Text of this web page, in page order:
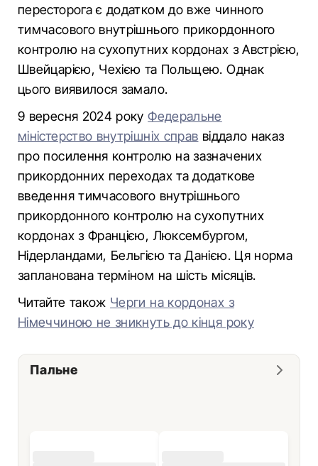
пересторога є додатком до вже чинного
тимчасового внутрішнього прикордонного
контролю на сухопутних кордонах з Австрією,
Швейцарією, Чехією та Польщею. Однак
цього виявилося замало.
9 вересня 2024 рокуФедеральне
міністерство внутрішніх справ віддало наказ
про посилення контролю на зазначених
прикордонних переходах та додаткове
введення тимчасового внутрішнього
прикордонного контролю на сухопутних
кордонах з Францією, Люксембургом,
Нідерландами, Бельгією та Данією. Ця норма
запланована терміном на шість місяців.
Читайте також Черги на кордонах з
Німеччиною не зникнуть до кінця року
Пальне